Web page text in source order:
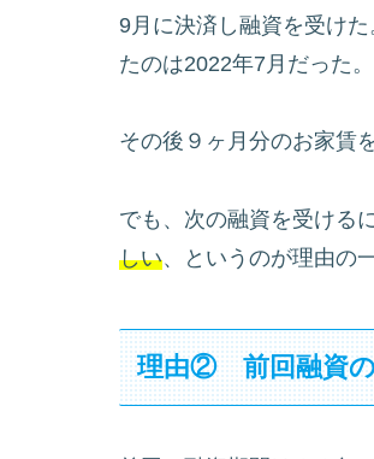
9月に決済し融資を受け
たのは2022年7月だった。
その後９ヶ月分のお家賃
でも、次の融資を受ける
しい、というのが理由の
理由② 前回融資の